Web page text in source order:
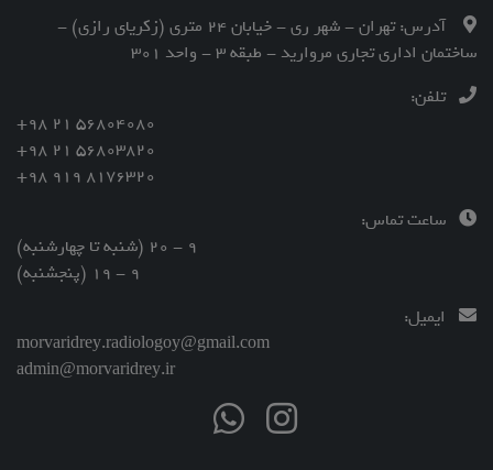
آدرس: تهران - شهر ری - خیابان 24 متری (زکریای رازی) -
ساختمان اداری تجاری مروارید - طبقه 3 - واحد 301
تلفن:
56804080 21 98+
56803820 21 98+
8176320 919 98+
ساعت تماس:
9 - 20 (شنبه تا چهارشنبه)
9 - 19 (پنجشنبه)
ایمیل:
morvaridrey.radiologoy@gmail.com
admin@morvaridrey.ir